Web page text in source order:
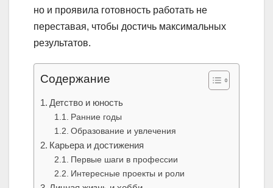
но и проявила готовность работать не
переставая, чтобы достичь максимальных
результатов.
Содержание
Детство и юность
Ранние годы
Образование и увлечения
Карьера и достижения
Первые шаги в профессии
Интересные проекты и роли